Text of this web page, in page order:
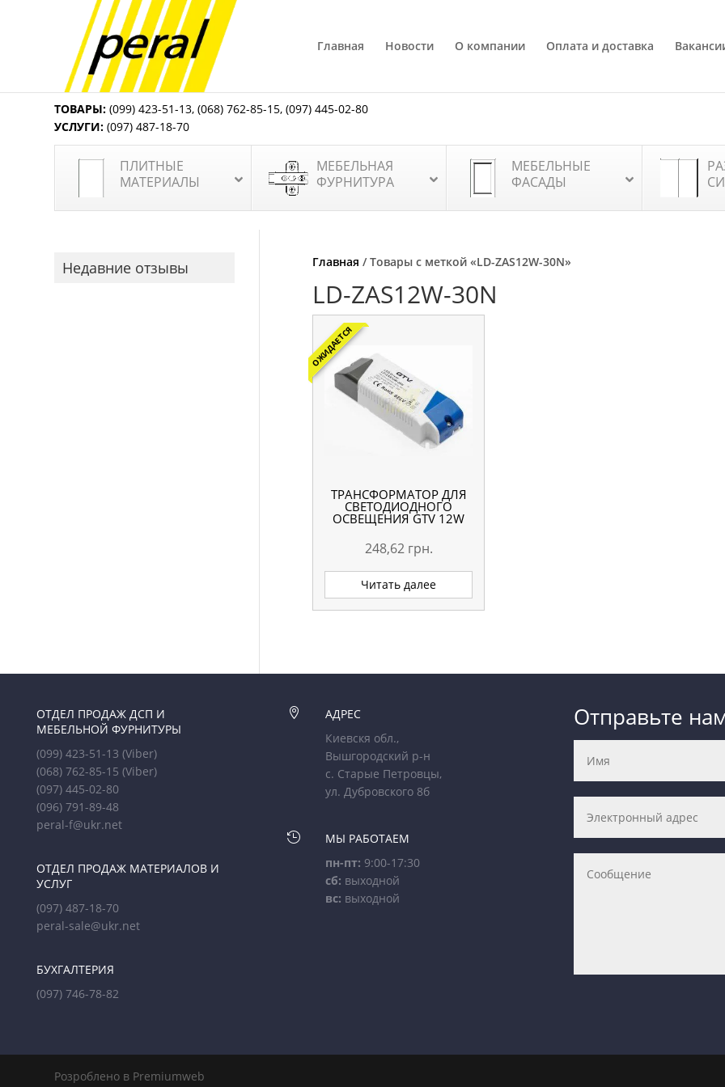
Главная Новости О компании Оплата и доставка
ТОВАРЫ: (099) 423-51-13,(068) 762-85-15,(097) 445-02-80
УСЛУГИ: (097) 487-18-70
ПЛИТНЫЕ
МАТЕРИАЛЫ
МЕБЕЛЬНАЯ
ФУРНИТУРА
МЕБЕЛЬНЫЕ
ФАСАДЫ
Главная / Товары с меткой «LD-ZAS12W-30N»
LD-ZAS12W-30N
ОЖИДАЕТСЯ
ТРАНСФОРМАТОР ДЛЯ
СВЕТОДИОДНОГО
ОСВЕЩЕНИЯ GTV 12W
248,62 грн.
Читать далее
Недавние отзывы
ОТДЕЛ ПРОДАЖ ДСП И
МЕБЕЛЬНОЙ ФУРНИТУРЫ
(099) 423-51-13(Viber)
(068) 762-85-15(Viber)
(097) 445-02-80
(096) 791-89-48
peral-f@ukr.net
ОТДЕЛ ПРОДАЖ МАТЕРИАЛОВ И
УСЛУГ
(097) 487-18-70
peral-sale@ukr.net
БУХГАЛТЕРИЯ
(097) 746-78-82

АДРЕС
Киевскя обл.,
Вышгородский р-н
с. Старые Петровцы,
ул. Дубровского 8б

МЫ РАБОТАЕМ
пн-пт: 9:00-17:30
сб: выходной
вс: выходной
Отправьте
Розроблено в Premiumweb